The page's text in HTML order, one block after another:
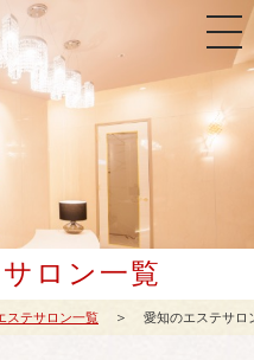
ロン一覧
ステサロン一覧 愛知のエステサロ